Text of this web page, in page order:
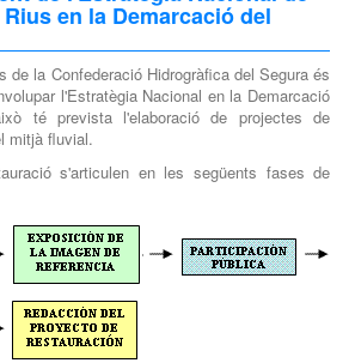
en la Demarcació del
de la Confederació Hidrogràfica del Segura és
l'Estratègia Nacional en la Demarcació
té prevista l'elaboració de projectes de
mitjà fluvial.
s'articulen en les següents fases de